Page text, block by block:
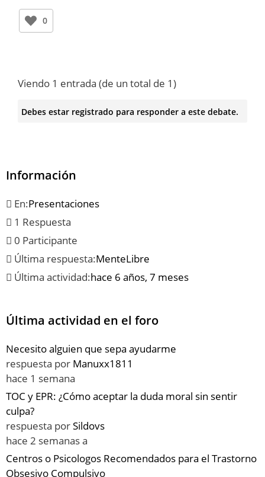
0
Viendo 1 entrada (de un total de 1)
Debes estar registrado para responder a este debate.
Información
En:Presentaciones
1 Respuesta
0 Participante
Última respuesta:MenteLibre
Última actividad:hace 6 años, 7 meses
Última actividad en el foro
Necesito alguien que sepa ayudarme
respuesta por Manuxx1811
hace 1 semana
TOC y EPR: ¿Cómo aceptar la duda moral sin sentir
culpa?
respuesta porSildovs
hace 2 semanas a
Centros o Psicologos Recomendados para el Trastorno
Obsesivo Compulsivo